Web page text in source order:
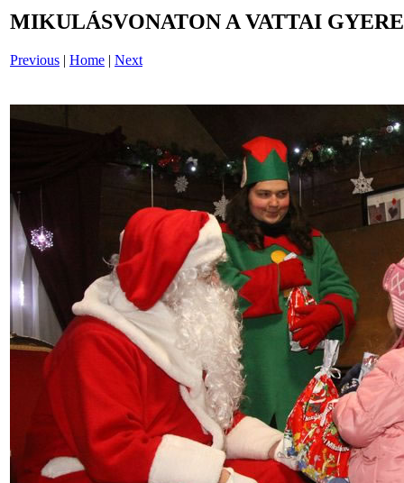
MIKULÁSVONATON A VATTAI
Previous | Home | Next